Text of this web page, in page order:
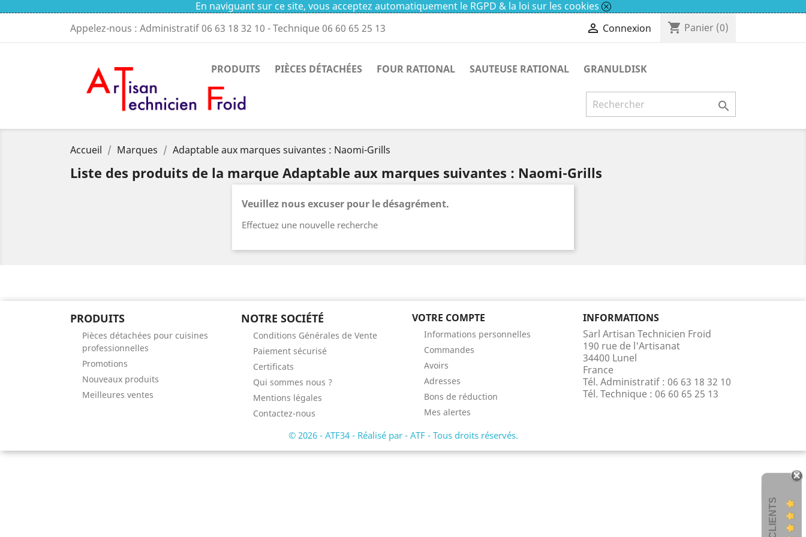
En naviguant sur ce site, vous acceptez automatiquement le RGPD & la loi sur les cookies
Appelez-nous : Administratif06 63 18 32 10 - Technique 06 60 65 25 13  Connexion shopping_cart Panier (0)
PRODUITS PIÈCES DÉTACHÉES FOUR RATIONAL SAUTEUSE RATIONAL GRANULDISK

Accueil Marques Adaptable aux marques suivantes : Naomi-Grills
Liste des produits de la marque Adaptable aux marques suivantes : Naomi-Grills
Veuillez nous excuser pour le désagrément.
Effectuez une nouvelle recherche
PRODUITS
Pièces détachées pour cuisines
professionnelles
Promotions
Nouveaux produits
Meilleures ventes
NOTRE SOCIÉTÉ
Conditions Générales de Vente
Paiement sécurisé
Certificats
Qui sommes nous ?
Mentions légales
Contactez-nous
VOTRE COMPTE
Informations personnelles
Commandes
Avoirs
Adresses
Bons de réduction
Mes alertes
INFORMATIONS
Sarl Artisan Technicien Froid
190 rue de l'Artisanat
34400 Lunel
France
Tél. Administratif : 06 63 18 32 10
Tél. Technique : 06 60 65 25 13
© 2026 - ATF34 - Réalisé par - ATF - Tous droits réservés.